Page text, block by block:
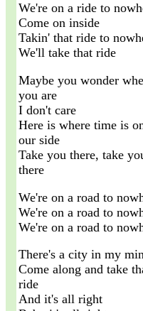
We're on a ride to
Come on inside
Takin' that ride to
We'll take that ride
Maybe you wonder
you are
I don't care
Here is where time is
our side
Take you there, take
there
We're on a road to
We're on a road to
We're on a road to
There's a city in my
Come along and take
ride
And it's all right